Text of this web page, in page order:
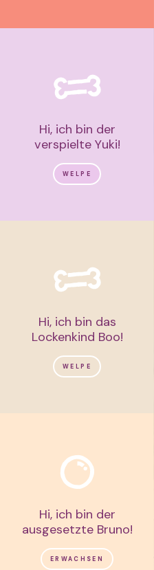
Hi, ich bin der
verspielte Yuki!
WELPE
Hi, ich bin das
Lockenkind Boo!
WELPE
Hi, ich bin der
ausgesetzte Bruno!
ERWACHSEN